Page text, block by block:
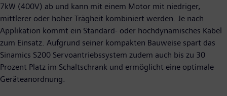
7kW (400V) ab und kann mit einem Motor mit niedriger,
mittlerer oder hoher Trägheit kombiniert werden. Je nach
Applikation kommt ein Standard- oder hochdynamisches Kabel
zum Einsatz. Aufgrund seiner kompakten Bauweise spart das
Sinamics S200 Servoantriebssystem zudem auch bis zu 30
Prozent Platz im Schaltschrank und ermöglicht eine optimale
Geräteanordnung.